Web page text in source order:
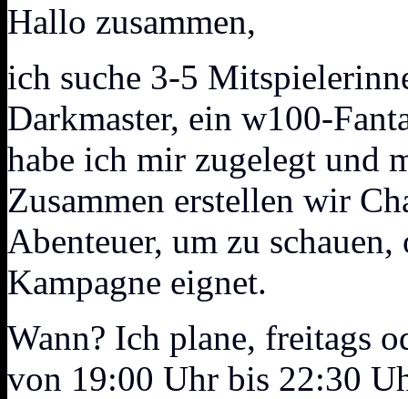
Hallo zusammen,
ich suche 3-5
Darkmaster, ein w100-
habe ich mir zugelegt und
Zusammen erstellen wir
Abenteuer, um zu
Kampagne eignet.
Wann? Ich plane, freitags
von 19:00 Uhr bis 22:30